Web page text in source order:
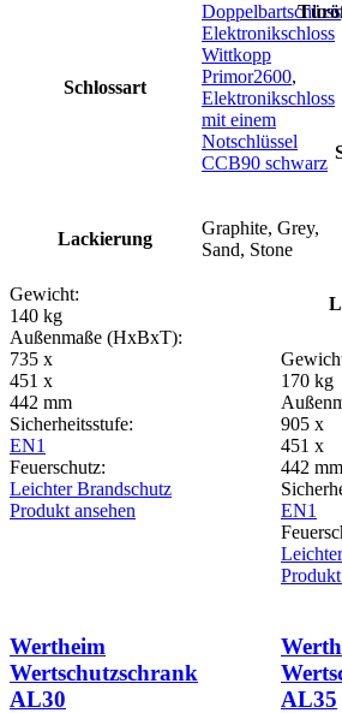
Schlossart
Doppelbartschloss
Elektronikschloss
Wittkopp
Primor2600,
Elektronikschloss
mit einem
Notschlüssel
CCB90 schwarz
Lackierung
Graphite, Grey,
Sand, Stone
Gewicht:
140 kg
Außenmaße (HxBxT):
735 x
451 x
442 mm
Sicherheitsstufe:
EN1
Feuerschutz:
Leichter Brandschutz
Produkt ansehen
170 kg
905 x
451 x
442 mm
EN1
Produkt
Wertheim
Wertschutzschrank
AL30
AL35